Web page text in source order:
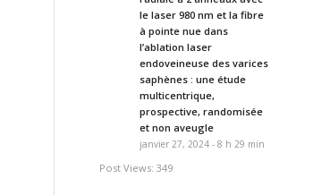
le laser 980 nm et la fibre
à pointe nue dans
l’ablation laser
endoveineuse des varices
saphènes : une étude
multicentrique,
prospective, randomisée
et non aveugle
janvier 27, 2024 - 8 h 29 min
Post Views: 349